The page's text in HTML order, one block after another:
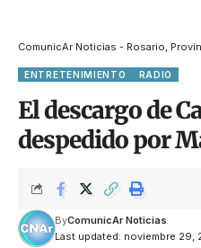
ComunicAr Noticias - Rosario,
ENTRETENIMIENTO RADIO
El descargo de
despedido por
Last updated: noviembre 29,
ByComunicAr Noticias